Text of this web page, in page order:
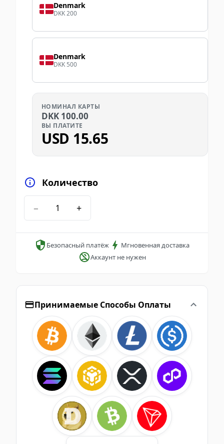
Denmark
DKK 200
Denmark
DKK 500
НОМИНАЛ КАРТЫ
DKK 100.00
ВЫ ПЛАТИТЕ
USD 15.65
Количество
− +
Безопасный платёж
Мгновенная доставка
Аккаунт не нужен
Принимаемые Способы Оплаты